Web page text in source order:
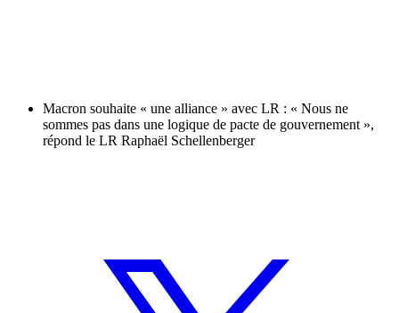
Macron souhaite « une alliance » avec LR : « Nous ne
sommes pas dans une logique de pacte de gouvernement »,
répond le LR Raphaël Schellenberger